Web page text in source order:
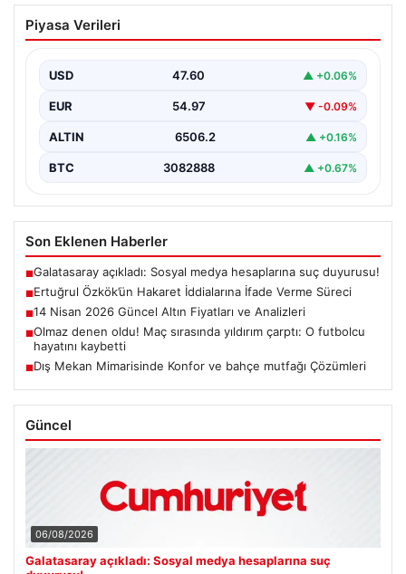
Ertuğrul Özkök’ün Hakaret İddialarına
İfade Verme Süreci
Cumhurbaşkanına hakaret iddialarıyla yürütülen
soruşturma kapsamında İstanbul Adalet…
Piyasa Verileri
USD 47.60 ▲ +0.06%
EUR 54.97 ▼ -0.09%
ALTIN 6506.2 ▲ +0.16%
BTC 3082888 ▲ +0.67%
Son Eklenen Haberler
■Galatasaray açıkladı: Sosyal medya hesaplarına suç duyurusu!
■Ertuğrul Özkök’ün Hakaret İddialarına İfade Verme Süreci
■14 Nisan 2026 Güncel Altın Fiyatları ve Analizleri
■Olmaz denen oldu! Maç sırasında yıldırım çarptı: O futbolcu
hayatını kaybetti
■Dış Mekan Mimarisinde Konfor ve bahçe mutfağı Çözümleri
Güncel
06/08/2026
Galatasaray açıkladı: Sosyal medya hesaplarına suç